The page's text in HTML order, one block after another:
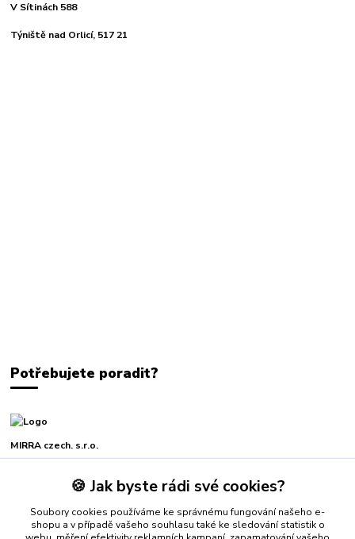
V Sítinách 588
Týniště nad Orlicí, 517 21
Potřebujete poradit?
MIRRA czech. s.r.o.
+420 739 229 771
mirra@mirra.cz
🍪 Jak byste rádi své cookies?
Soubory cookies používáme ke správnému fungování našeho e-
shopu a v případě vašeho souhlasu také ke sledování statistik o